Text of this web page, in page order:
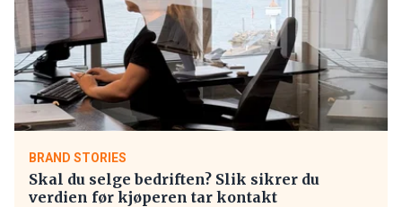
BRAND STORIES
Skal du selge bedriften? Slik sikrer du
verdien før kjøperen tar kontakt